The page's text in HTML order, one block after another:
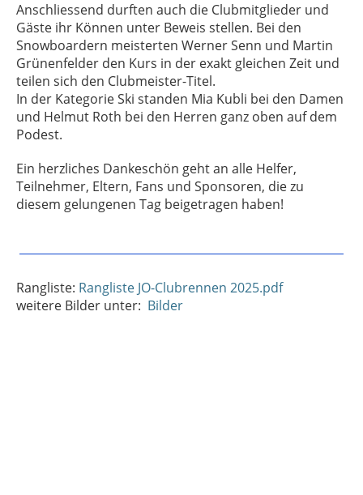
Anschliessend durften auch die Clubmitglieder und
Gäste ihr Können unter Beweis stellen. Bei den
Snowboardern meisterten Werner Senn und Martin
Grünenfelder den Kurs in der exakt gleichen Zeit und
teilen sich den Clubmeister-Titel.
In der Kategorie Ski standen Mia Kubli bei den Damen
und Helmut Roth bei den Herren ganz oben auf dem
Podest.
Ein herzliches Dankeschön geht an alle Helfer,
Teilnehmer, Eltern, Fans und Sponsoren, die zu
diesem gelungenen Tag beigetragen haben!
Rangliste: Rangliste JO-Clubrennen 2025.pdf
weitere Bilder unter: Bilder